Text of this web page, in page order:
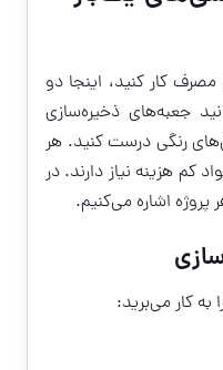
کار کنید، اینجا دو
جعبه‌های ذخیره‌سازی
رنگی درست کنید. هر
کم هزینه نیاز دارند. در
پروژه اشاره می‌کنیم.
به کار می‌برید: